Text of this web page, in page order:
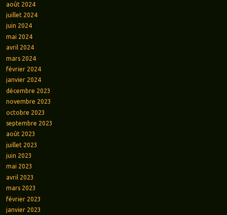
août 2024
juillet 2024
juin 2024
mai 2024
avril 2024
mars 2024
février 2024
janvier 2024
décembre 2023
novembre 2023
octobre 2023
septembre 2023
août 2023
juillet 2023
juin 2023
mai 2023
avril 2023
mars 2023
février 2023
janvier 2023